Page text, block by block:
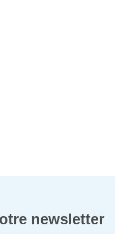
newsletter